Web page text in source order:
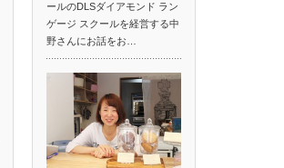
ールのDLSダイアモンド ラン
ゲージ スクールを経営する中
野さんにお話をお…